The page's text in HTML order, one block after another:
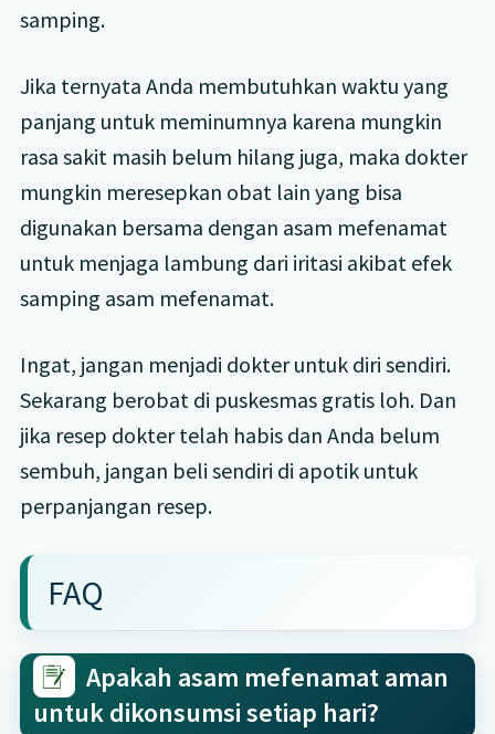
samping.
Jika ternyata Anda membutuhkan waktu yang
panjang untuk meminumnya karena mungkin
rasa sakit masih belum hilang juga, maka dokter
mungkin meresepkan obat lain yang bisa
digunakan bersama dengan asam mefenamat
untuk menjaga lambung dari iritasi akibat efek
samping asam mefenamat.
Ingat, jangan menjadi dokter untuk diri sendiri.
Sekarang berobat di puskesmas gratis loh. Dan
jika resep dokter telah habis dan Anda belum
sembuh, jangan beli sendiri di apotik untuk
perpanjangan resep.
FAQ
Apakah asam mefenamat aman
untuk dikonsumsi setiap hari?